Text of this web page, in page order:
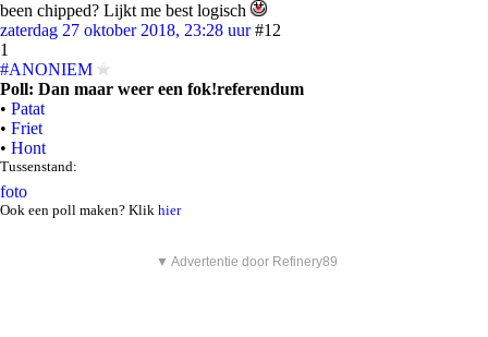
been chipped? Lijkt me best logisch
zaterdag 27 oktober 2018, 23:28 uur #12
1
#ANONIEM
Poll: Dan maar weer een fok!referendum
• Patat
• Friet
• Hont
Tussenstand:
foto
Ook een poll maken? Klik hier
▼ Advertentie door Refinery89